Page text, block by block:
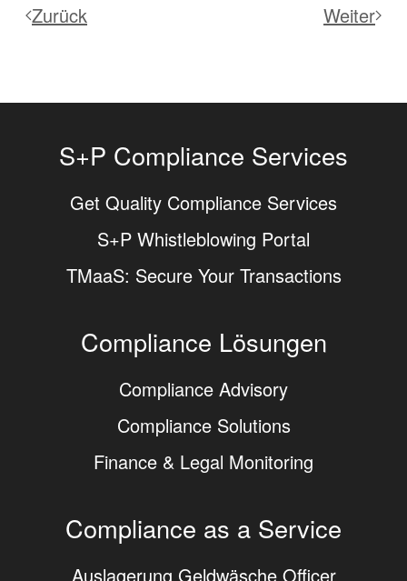
Zurück Weiter
S+P Compliance Services
Get Quality Compliance Services
S+P Whistleblowing Portal
TMaaS: Secure Your Transactions
Compliance Lösungen
Compliance Advisory
Compliance Solutions
Finance & Legal Monitoring
Compliance as a Service
Auslagerung Geldwäsche Officer